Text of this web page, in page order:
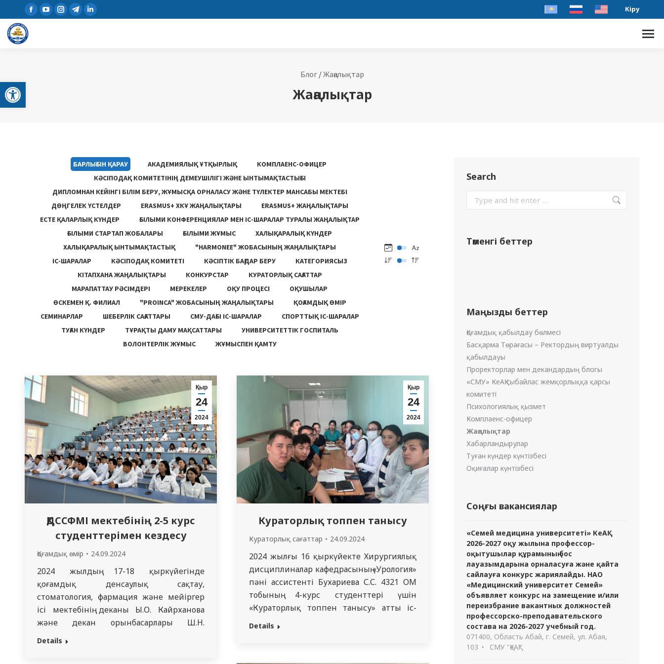
Open toolbar
Кіру
Блог/Жаңалықтар
Жаңалықтар
БАРЛЫҒЫН ҚАРАУ АКАДЕМИЯЛЫҚ ҰТҚЫРЛЫҚ
КОМПЛАЕНС-ОФИЦЕР
КӘСІПОДАҚ КОМИТЕТІНІҢ ДЕМЕУШІЛІГІ ЖӘНЕ ЫНТЫМАҚТАСТЫҒЫ
ДИПЛОМНАН КЕЙІНГІ БІЛІМ БЕРУ, ЖҰМЫСҚА ОРНАЛАСУ ЖƏНЕ ТҮЛЕКТЕР МАНСАБЫ МЕКТЕБІ
ДӨҢГЕЛЕК ҮСТЕЛДЕР
ERASMUS+ ХКҰ ЖАҢАЛЫҚТАРЫ
ERASMUS+ ЖАҢАЛЫҚТАРЫ
ЕСТЕ ҚАЛАРЛЫҚ КҮНДЕР
ҒЫЛЫМИ КОНФЕРЕНЦИЯЛАР МЕН ІС-ШАРАЛАР ТУРАЛЫ ЖАҢАЛЫҚТАР
ҒЫЛЫМИ СТАРТАП ЖОБАЛАРЫ
ҒЫЛЫМИ ЖҰМЫС
ХАЛЫҚАРАЛЫҚ КҮНДЕР
ХАЛЫҚАРАЛЫҚ ЫНТЫМАҚТАСТЫҚ
"HARMONEE" ЖОБАСЫНЫҢ ЖАҢАЛЫҚТАРЫ
ІС-ШАРАЛАР
КӘСІПОДАҚ КОМИТЕТІ КӘСІПТІК БАҒДАР БЕРУ
КАТЕГОРИЯСЫЗ
КІТАПХАНА ЖАҢАЛЫҚТАРЫ
КОНКУРСТАР
КУРАТОРЛЫҚ САҒАТТАР
МАРАПАТТАУ РӘСІМДЕРІ
МЕРЕКЕЛЕР ОҚУ ПРОЦЕСІ
ОҚУШЫЛАР
ӨСКЕМЕН Қ. ФИЛИАЛ
"PROINCA" ЖОБАСЫНЫҢ ЖАҢАЛЫҚТАРЫ
ҚОҒАМДЫҚ ӨМІР
СЕМИНАРЛАР
ШЕБЕРЛІК САҒАТТАРЫ СМУ-ДАҒЫ ІС-ШАРАЛАР
СПОРТТЫҚ ІС-ШАРАЛАР
ТУҒАН КҮНДЕР
ТҰРАҚТЫ ДАМУ МАҚСАТТАРЫ
УНИВЕРСИТЕТТІК ГОСПИТАЛЬ
ВОЛОНТЕРЛІК ЖҰМЫС
ЖҰМЫСПЕН ҚАМТУ
Қыр
24
2024
ҚДССФМІ мектебінің 2-5 курс
студенттерімен кездесу
Қоғамдық өмір 24.09.2024
2024 жылдың 17-18 қыркүйегінде
қоғамдық денсаулық сақтау,
стоматология, фармация және мейіргер
ісі мектебінің деканы Ы.О. Кайрханова
және декан орынбасарлары Ш.Н.
Темиршенова және Г.А.Жумаева, әдіскер
Details
Қыр
24
2024
Кураторлық топпен танысу
Кураторлық сағаттар 24.09.2024
2024 жылғы 16 қыркүйекте Хирургиялық
дисциплиналар кафедрасының «Урология»
пәні ассистенті Бухариева С.С. 4321 ОМ
тобының 4-курс студенттері үшін
«Кураторлық топпен танысу» атты іс-
шара өткізді. Топта 11 студент оқиды,
Details
Search
Төменгі беттер
Маңызды беттер
Қоғамдық қабылдау бөлмесі
Басқарма Төрағасы – Ректордың виртуалды
қабылдауы
Проректорлар мен декандардың блогы
«СМУ» КеАҚ сыбайлас жемқорлыққа қарсы
комитеті
Психологиялық қызмет
Комплаенс-офицер
Жаңалықтар
Хабарландырулар
Туған күндер күнтізбесі
Оқиғалар күнтізбесі
Соңғы вакансиялар
«Семей медицина университеті» КеАҚ
2026-2027 оқу жылына профессор-
оқытушылар құрамының бос
лауазымдарына орналасуға және қайта
сайлауға конкурс жариялайды. НАО
«Медицинский университет Семей»
объявляет конкурс на замещение и/или
переизбрание вакантных должностей
профессорско-преподавательского
состава на 2026-2027 учебный год.
071400, Область Абай, г. Семей, ул. Абая,
103
СМУ "ҚеАҚ"